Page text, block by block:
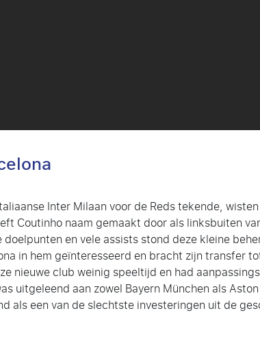
Inter Milaan voor de Reds tekende,
Coutinho naam gemaakt door als linksbuiten
en vele assists stond deze kleine
in hem geïnteresseerd en bracht zijn transfer
nieuwe club weinig speeltijd en had
uitgeleend aan zowel Bayern München als
een van de slechtste investeringen uit de